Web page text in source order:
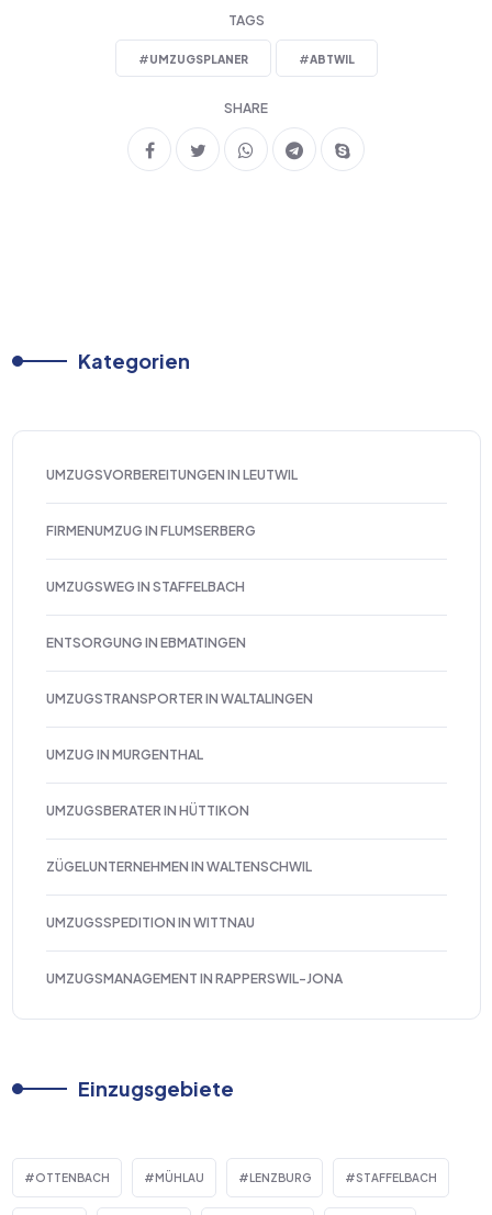
TAGS
#UMZUGSPLANER #ABTWIL
SHARE
Kategorien
UMZUGSVORBEREITUNGEN IN LEUTWIL
FIRMENUMZUG IN FLUMSERBERG
UMZUGSWEG IN STAFFELBACH
ENTSORGUNG IN EBMATINGEN
UMZUGSTRANSPORTER IN WALTALINGEN
UMZUG IN MURGENTHAL
UMZUGSBERATER IN HÜTTIKON
ZÜGELUNTERNEHMEN IN WALTENSCHWIL
UMZUGSSPEDITION IN WITTNAU
UMZUGSMANAGEMENT IN RAPPERSWIL-JONA
Einzugsgebiete
OTTENBACH MÜHLAU LENZBURG STAFFELBACH